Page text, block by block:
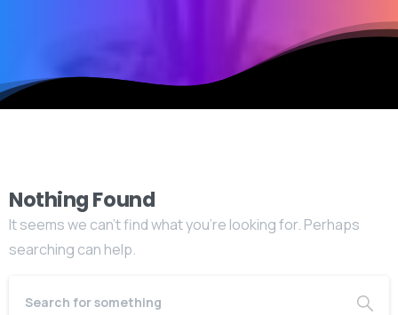
Nothing Found
It seems we can’t find what you’re looking for. Perhaps
searching can help.